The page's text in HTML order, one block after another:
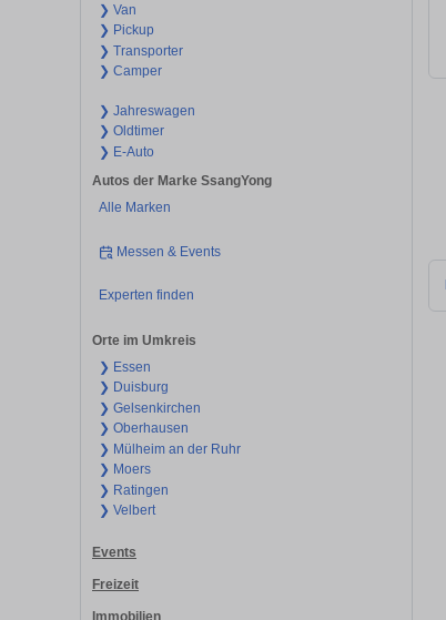
❯ Van
❯ Pickup
❯ Transporter
❯ Camper
❯ Jahreswagen
❯ Oldtimer
❯ E-Auto
Autos der Marke SsangYong
Alle Marken
Messen & Events
Experten finden
Orte im Umkreis
❯ Essen
❯ Duisburg
❯ Gelsenkirchen
❯ Oberhausen
❯ Mülheim an der Ruhr
❯ Moers
❯ Ratingen
❯ Velbert
Events
Freizeit
Immobilien